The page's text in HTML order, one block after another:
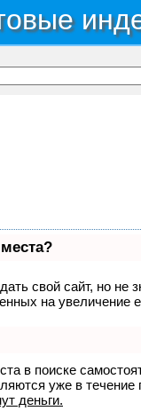
свой сайт, но не
на увеличение
в поиске
уже в
деньги.